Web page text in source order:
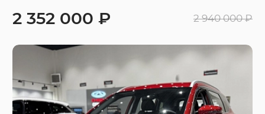
2 352 000 ₽ 2 940 000 ₽